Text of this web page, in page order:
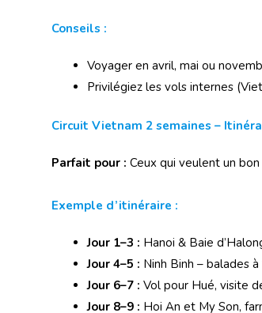
Conseils :
Voyager en avril, mai ou
Privilégiez les vols internes
Circuit Vietnam 2 semaines –
Parfait pour : Ceux qui veulent un
Exemple d’itinéraire :
Jour 1–3 : Hanoi & Baie
Jour 4–5 : Ninh Binh – balades
Jour 6–7 : Vol pour Hué, visite
Jour 8–9 : Hoi An et My Son,